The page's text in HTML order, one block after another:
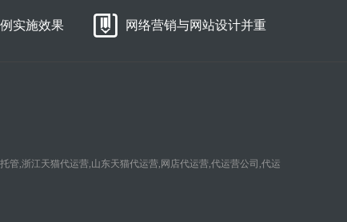
实施效果 网络营销与网站设计并重
管,浙江天猫代运营,山东天猫代运营,网店代运营,代运营公司,代运